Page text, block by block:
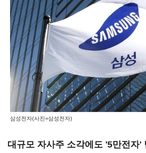
삼성전자(사진=삼성전자)
대규모 자사주 소각에도 '5만전자'